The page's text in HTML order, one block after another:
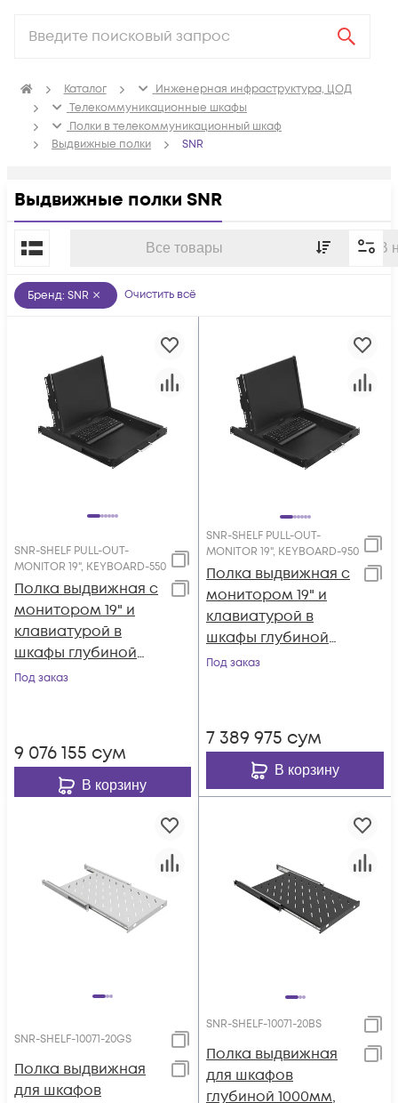
Каталог
Инженерная инфраструктура, ЦОД
Телекоммуникационные шкафы
Полки в телекоммуникационный шкаф
Выдвижные полки
SNR
Выдвижные полки SNR
Все товары В
По популярности
Бренд: SNR Очистить всё
SNR-SHELF PULL-OUT-
MONITOR 19", KEYBOARD-550
Полка выдвижная с
монитором 19" и
клавиатурой в
шкафы глубиной
800 мм (глубина
Под заказ
9 076 155 сум
В корзину
SNR-SHELF PULL-OUT-
MONITOR 19", KEYBOARD-950
Полка выдвижная с
монитором 19" и
клавиатурой в
шкафы глубиной
1200мм (глубина
Под заказ
7 389 975 сум
В корзину
SNR-SHELF-10071-20GS
Полка выдвижная
для шкафов
SNR-SHELF-10071-20BS
Полка выдвижная
для шкафов
глубиной 1000мм,